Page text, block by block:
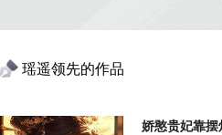
瑶遥领先的作品
娇憨贵妃靠